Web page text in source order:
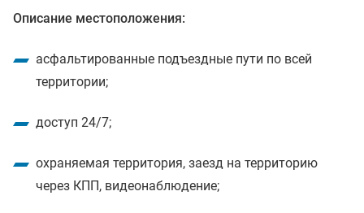
Описание местоположения:
асфальтированные подъездные пути по всей
территории;
доступ 24/7;
охраняемая территория, заезд на территорию
через КПП, видеонаблюдение;